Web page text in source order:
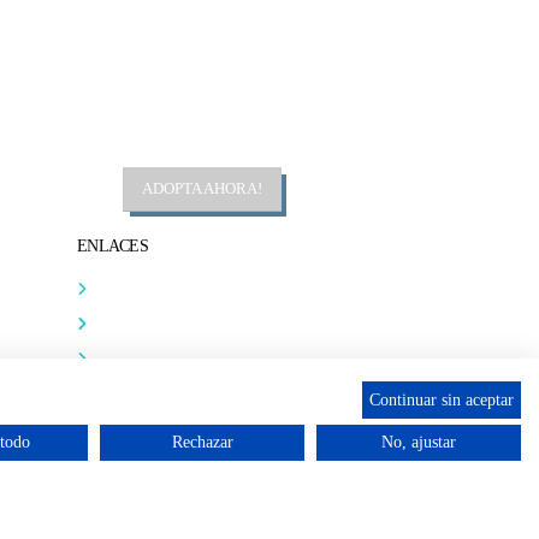
ADOPTA AHORA!
ENLACES
Continuar sin aceptar
Rechazar No, ajustar